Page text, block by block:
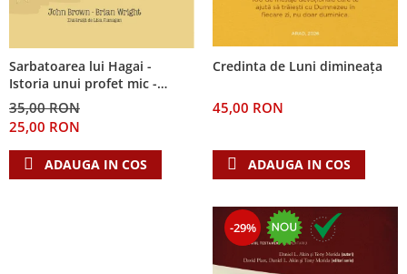
Sarbatoarea lui Hagai -
Istoria unui profet mic -
Seria: Cei 12 cutezatori
35,00 RON
25,00 RON
ADAUGA IN COS
Credinta de Luni dimineața
45,00 RON
ADAUGA IN COS
-29%